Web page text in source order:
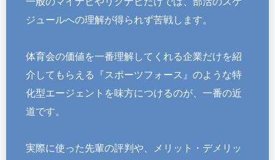
ジュールへの理解が得られず苦戦します。
体育会の価値を一番理解してくれる企業だけを紹
介してもらえる『スポーツフォース』のような特
化型エージェントを味方につけるのが、一番の近
道です。
実際に使った先輩の評判や、メリット・デメリッ